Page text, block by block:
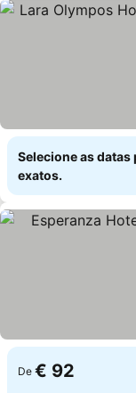
Selecione as
exatos.
De € 92